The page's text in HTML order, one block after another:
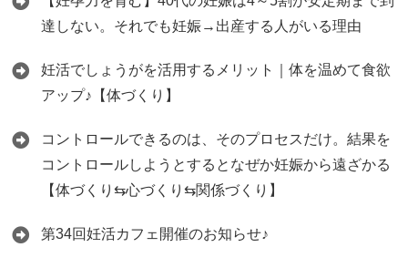
達しない。それでも妊娠→出産する人がいる理由
妊活でしょうがを活用するメリット｜体を温めて食欲
アップ♪【体づくり】
コントロールできるのは、そのプロセスだけ。結果を
コントロールしようとするとなぜか妊娠から遠ざかる
【体づくり⇆心づくり⇆関係づくり】
第34回妊活カフェ開催のお知らせ♪